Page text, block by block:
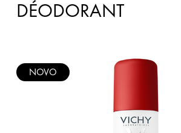
DÉODORANT
NOVO